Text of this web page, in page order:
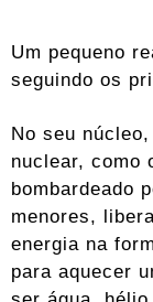
Um pequeno
seguindo os
No seu
nuclear, como
bombardeado
menores,
energia na
para aquecer